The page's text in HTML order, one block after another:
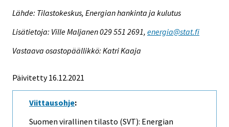
Lähde: Tilastokeskus, Energian hankinta ja kulutus
Lisätietoja: Ville Maljanen 029 551 2691, energia@stat.fi
Vastaava osastopäällikkö: Katri Kaaja
Päivitetty 16.12.2021
Viittausohje:
Suomen virallinen tilasto (SVT): Energian